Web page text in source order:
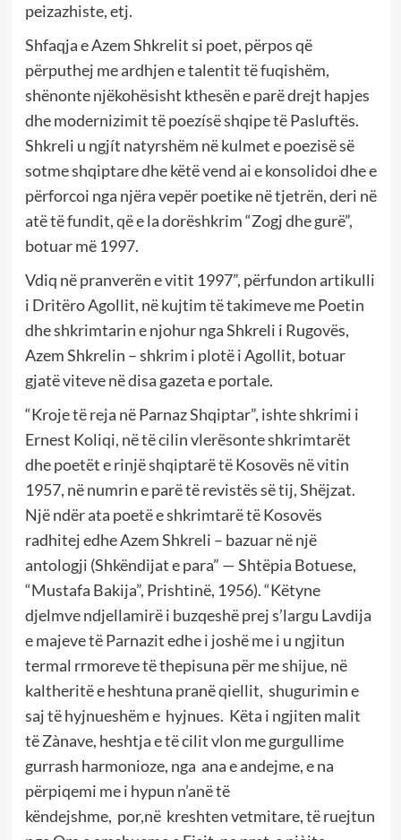
peizazhiste, etj.
Shfaqja e Azem Shkrelit si poet, përpos që
përputhej me ardhjen e talentit të fuqishëm,
shënonte njëkohësisht kthesën e parë drejt hapjes
dhe modernizimit të poezísë shqipe të Pasluftës.
Shkreli u ngjít natyrshëm në kulmet e poezisë së
sotme shqiptare dhe këtë vend ai e konsolidoi dhe e
përforcoi nga njëra vepër poetike në tjetrën, deri në
atë të fundit, që e la dorëshkrim “Zogj dhe gurë”,
botuar më 1997.
Vdiq në pranverën e vitit 1997”, përfundon artikulli
i Dritëro Agollit, në kujtim të takimeve me Poetin
dhe shkrimtarin e njohur nga Shkreli i Rugovës,
Azem Shkrelin – shkrim i plotë i Agollit, botuar
gjatë viteve në disa gazeta e portale.
“Kroje të reja në Parnaz Shqiptar”, ishte shkrimi i
Ernest Koliqi, në të cilin vlerësonte shkrimtarët
dhe poetët e rinjë shqiptarë të Kosovës në vitin
1957, në numrin e parë të revistës së tij, Shëjzat.
Një ndër ata poetë e shkrimtarë të Kosovës
radhitej edhe Azem Shkreli – bazuar në një
antologji (Shkëndijat e para” — Shtëpia Botuese,
“Mustafa Bakija”, Prishtinë, 1956). “Këtyne
djelmve ndjellamirë i buzqeshë prej s’largu Lavdija
e majeve të Parnazit edhe i joshë me i u ngjitun
termal rrmoreve të thepisuna për me shijue, në
kaltheritë e heshtuna pranë qiellit, shugurimin e
saj të hyjnueshëm e hyjnues. Këta i ngjiten malit
të Zànave, heshtja e të cilit vlon me gurgullime
gurrash harmonioze, nga ana e andejme, e na
përpiqemi me i hypun n’anë të
këndejshme, por,në kreshten vetmitare, të ruejtun